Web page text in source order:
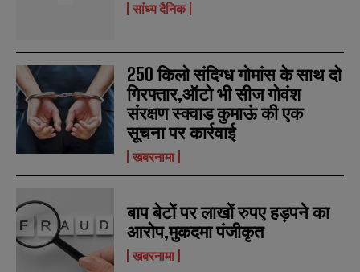
N
a
N
a
सांध्य दैनिक
250 किलो संदिग्ध गोमांस के साथ दो
गिरफ्तार,ऑटो भी सीज गोवंश
संरक्षण स्क्वाड कुमाऊं की एक
सूचना पर कार्रवाई
खबरनामा
बाप बेटों पर लाखों रुपए हड़पने का
आरोप,मुकदमा पंजीकृत
खबरनामा